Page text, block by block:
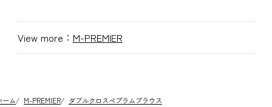
View more： M-PREMIER
ーム/ M-PREMIER/ ダブルクロスペプラムブラウス